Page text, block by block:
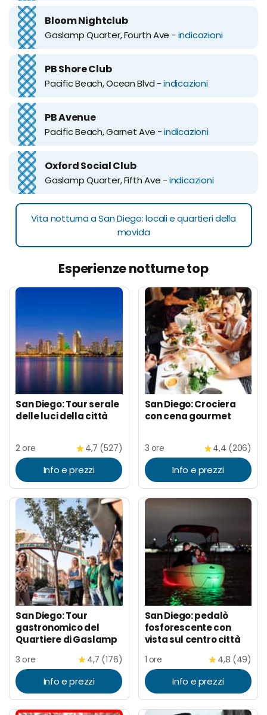
Bloom Nightclub
Gaslamp Quarter, Fourth Ave - indicazioni
PB Shore Club
Pacific Beach, Ocean Blvd -indicazioni
PB Avenue
Pacific Beach, Garnet Ave -indicazioni
Oxford Social Club
Gaslamp Quarter, Fifth Ave -indicazioni
Vita notturna a San Diego: locali e quartieri della
movida
Esperienze notturne top
San Diego: Tour serale
delle luci della città
2 ore 4,7 (527)
Info e prezzi
San Diego: Crociera
con cena gourmet
3 ore 4,4 (206)
Info e prezzi
San Diego: Tour
gastronomico del
Quartiere di Gaslamp
3 ore 4,7 (176)
Info e prezzi
San Diego: pedalò
fosforescente con
vista sul centro città
1 ore 4,8 (49)
Info e prezzi